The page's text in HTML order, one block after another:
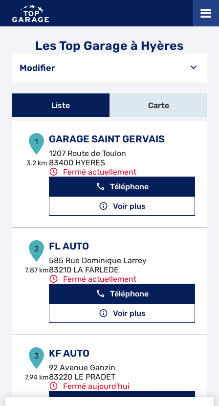
Les Top Garage à Hyères
Modifier
Liste Carte
1
3.2 km
GARAGE SAINT GERVAIS
1207 Route de Toulon
83400 HYERES
Fermé actuellement
Téléphone
Voir plus
2
7.87 km
FL AUTO
585 Rue Dominique Larrey
83210 LA FARLEDE
Fermé actuellement
Téléphone
Voir plus
3
7.94 km
KF AUTO
92 Avenue Ganzin
83220 LE PRADET
Fermé aujourd'hui